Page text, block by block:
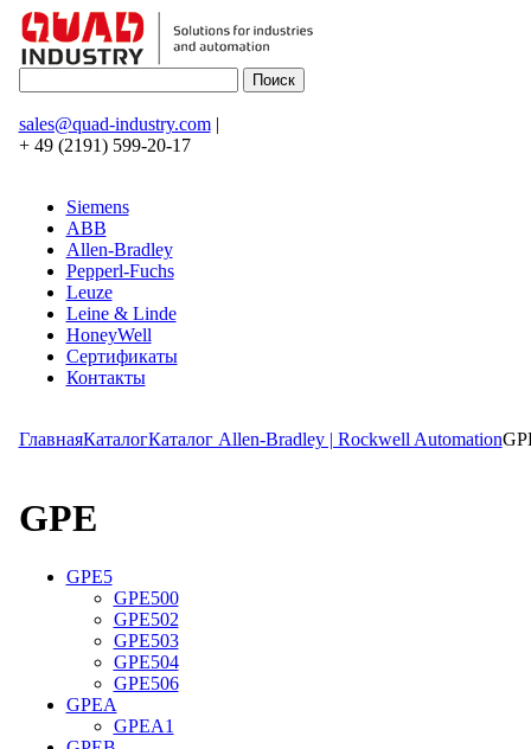
sales@quad-industry.com|
+ 49 (2191) 599-20-17
Siemens
ABB
Allen-Bradley
Pepperl-Fuchs
Leuze
Leine & Linde
HoneyWell
Сертификаты
Контакты
ГлавнаяКаталогКаталог Allen-Bradley | Rockwell Automation
GPE
GPE5
GPE500
GPE502
GPE503
GPE504
GPE506
GPEA
GPEA1